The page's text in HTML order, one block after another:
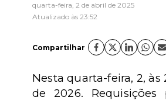
quarta-feira, 2 de abril de 2025
Atualizado às 23:52
Compartilhar
Nesta quarta-feira, 2,
de 2026.